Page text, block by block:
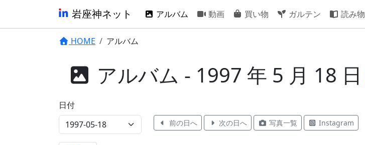
岩座神ネット アルバム 動画 買い物 ガルテン 読み物
HOME アルバム
アルバム - 1997 年 5 月 18 日
日付
前の日へ 次の日へ 写真一覧 Instagram